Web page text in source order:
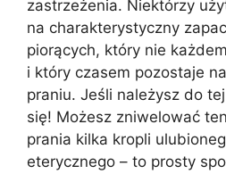
zastrzeżenia. Niektórzy
na charakterystyczny
piorących, który nie
i który czasem pozostaje
praniu. Jeśli należysz do
się! Możesz zniwelować
prania kilka kropli
eterycznego – to prosty